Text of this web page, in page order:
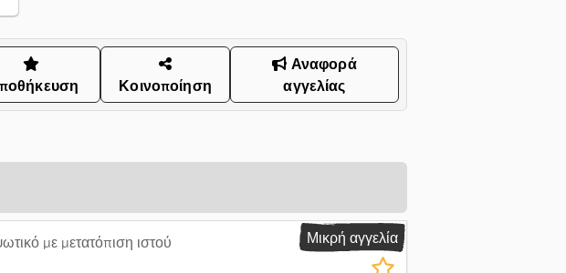
Κοινοποίηση
Αναφορά
αγγελίας
Μικρή αγγελία
με μετατόπιση ιστού